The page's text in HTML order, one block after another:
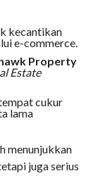
kecantikan
e-commerce.
Property
Estate
cukur
lama
menunjukkan
juga serius